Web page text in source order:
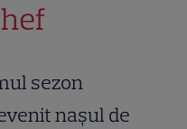
sezon
nașul de